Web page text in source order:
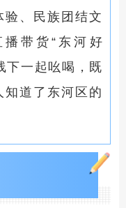
、民族团结文
带货“东河好
下一起吆喝，既
道了东河区的